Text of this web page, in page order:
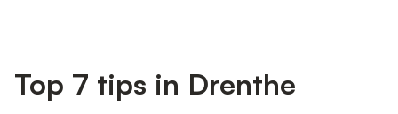
Top 7 tips in Drenthe